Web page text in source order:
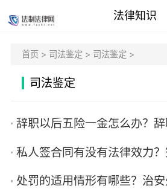
法律知识
首页> 司法鉴定 > 司法鉴定 >
司法鉴定